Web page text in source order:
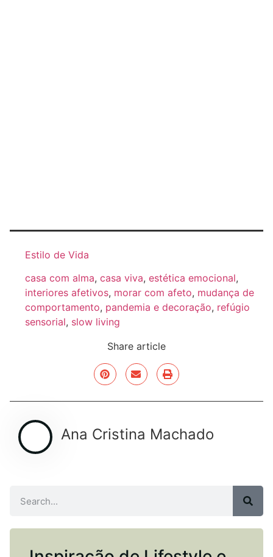
Estilo de Vida
casa com alma, casa viva, estética emocional,
interiores afetivos, morar com afeto, mudança de
comportamento, pandemia e decoração, refúgio
sensorial, slow living
Share article
Ana Cristina Machado